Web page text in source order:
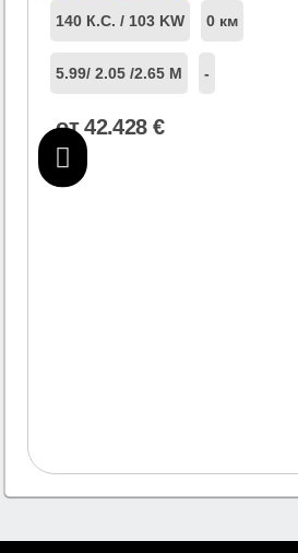
140 К.С. / 103 KW 0 км
5.99/ 2.05 /2.65 М -
от42.428 €